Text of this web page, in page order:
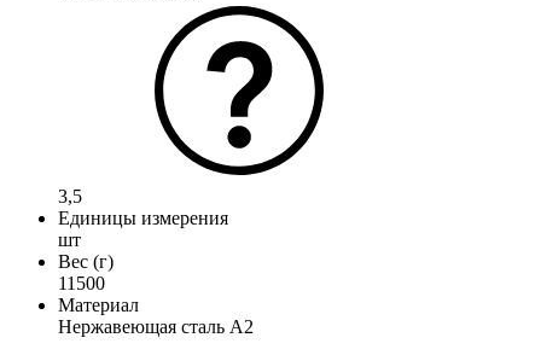
3,5
Единицы измерения
шт
Вес (г)
11500
Материал
Нержавеющая сталь А2